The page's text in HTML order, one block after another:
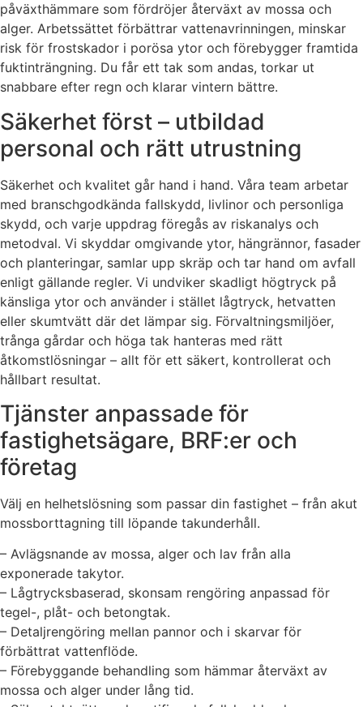
påväxthämmare som fördröjer återväxt av mossa och
alger. Arbetssättet förbättrar vattenavrinningen, minskar
risk för frostskador i porösa ytor och förebygger framtida
fuktinträngning. Du får ett tak som andas, torkar ut
snabbare efter regn och klarar vintern bättre.
Säkerhet först – utbildad
personal och rätt utrustning
Säkerhet och kvalitet går hand i hand. Våra team arbetar
med branschgodkända fallskydd, livlinor och personliga
skydd, och varje uppdrag föregås av riskanalys och
metodval. Vi skyddar omgivande ytor, hängrännor, fasader
och planteringar, samlar upp skräp och tar hand om avfall
enligt gällande regler. Vi undviker skadligt högtryck på
känsliga ytor och använder i stället lågtryck, hetvatten
eller skumtvätt där det lämpar sig. Förvaltningsmiljöer,
trånga gårdar och höga tak hanteras med rätt
åtkomstlösningar – allt för ett säkert, kontrollerat och
hållbart resultat.
Tjänster anpassade för
fastighetsägare, BRF:er och
företag
Välj en helhetslösning som passar din fastighet – från akut
mossborttagning till löpande takunderhåll.
– Avlägsnande av mossa, alger och lav från alla
exponerade takytor.
– Lågtrycksbaserad, skonsam rengöring anpassad för
tegel-, plåt- och betongtak.
– Detaljrengöring mellan pannor och i skarvar för
förbättrat vattenflöde.
– Förebyggande behandling som hämmar återväxt av
mossa och alger under lång tid.